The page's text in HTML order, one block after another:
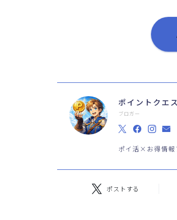
ポイントクエ
ブロガー
ポイ活×お得情報
ポストする